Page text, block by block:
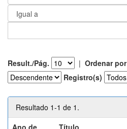
Result./Pág. | Ordenar por
Registro(s)
Resultado 1-1 de 1.
Ano de
Título